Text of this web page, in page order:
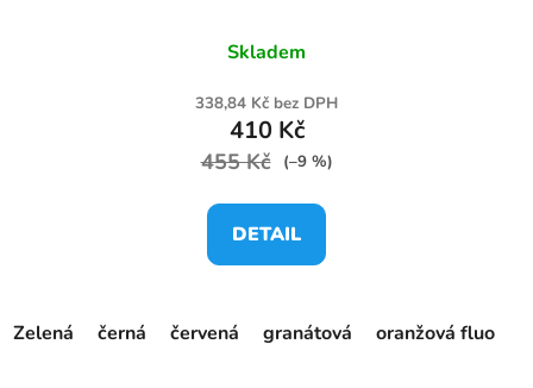
Skladem
338,84 Kč bez DPH
410 Kč
455 Kč (–9 %)
DETAIL
Zelená černá červená granátová oranžová fluo